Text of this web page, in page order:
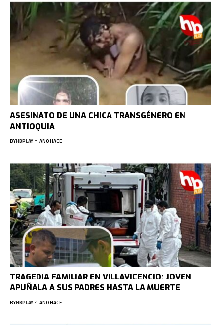
ASESINATO DE UNA CHICA TRANSGÉNERO EN
ANTIOQUIA
BYHBPLAY 1 AÑO HACE
TRAGEDIA FAMILIAR EN VILLAVICENCIO: JOVEN
APUÑALA A SUS PADRES HASTA LA MUERTE
BYHBPLAY 1 AÑO HACE